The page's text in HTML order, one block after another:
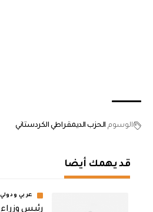
الوسوم الحزب الديمقراطي الكردستاني
قد يهمك أيضا
عربي ودولي
رئيس وزراء